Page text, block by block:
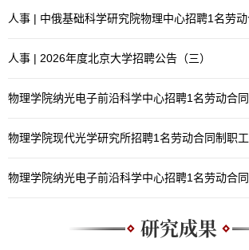
人事 | 2026年度北京大学招聘公告（三）
物理学院现代光学研究所招聘1名劳动合同制职工
研究成果